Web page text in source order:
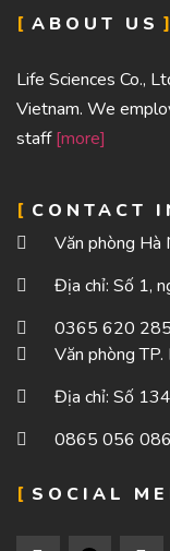
ABOUT US
Life Sciences Co.,
Vietnam. We
staff[more]
CONTACT
Văn phòng Hà
Địa chỉ: Số 1,
0365 620 285
Văn phòng TP.
Địa chỉ: Số
0865 056 086
SOCIAL